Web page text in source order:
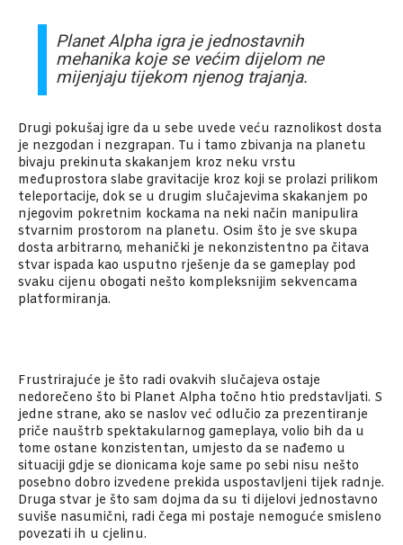
Planet Alpha igra je jednostavnih
mehanika koje se većim dijelom ne
mijenjaju tijekom njenog trajanja.
Drugi pokušaj igre da u sebe uvede veću raznolikost dosta
je nezgodan i nezgrapan. Tu i tamo zbivanja na planetu
bivaju prekinuta skakanjem kroz neku vrstu
međuprostora slabe gravitacije kroz koji se prolazi prilikom
teleportacije, dok se u drugim slučajevima skakanjem po
njegovim pokretnim kockama na neki način manipulira
stvarnim prostorom na planetu. Osim što je sve skupa
dosta arbitrarno, mehanički je nekonzistentno pa čitava
stvar ispada kao usputno rješenje da se gameplay pod
svaku cijenu obogati nešto kompleksnijim sekvencama
platformiranja.
Frustrirajuće je što radi ovakvih slučajeva ostaje
nedorečeno što bi Planet Alpha točno htio predstavljati. S
jedne strane, ako se naslov već odlučio za prezentiranje
priče nauštrb spektakularnog gameplaya, volio bih da u
tome ostane konzistentan, umjesto da se nađemo u
situaciji gdje se dionicama koje same po sebi nisu nešto
posebno dobro izvedene prekida uspostavljeni tijek radnje.
Druga stvar je što sam dojma da su ti dijelovi jednostavno
suviše nasumični, radi čega mi postaje nemoguće smisleno
povezati ih u cjelinu.